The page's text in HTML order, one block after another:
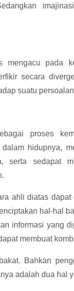
mengacu pada
secara
suatu
proses
hidupnya,
serta sedapat
ahli diatas
hal-hal
informasi yang
membuat
Bahkan
adalah dua hal